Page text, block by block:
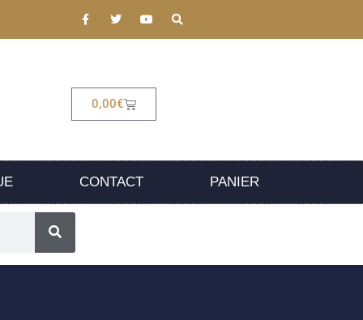
0,00€
CONTACT PANIER